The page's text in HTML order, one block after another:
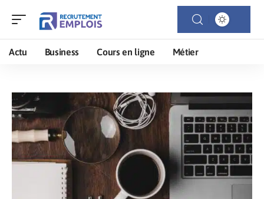
Actu Business Cours en ligne Métier